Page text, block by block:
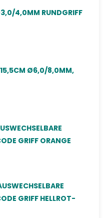
4,0MM RUNDGRIFF
15,5CM Ø6,0/8,0MM,
GRIFF ORANGE
GRIFF HELLROT-